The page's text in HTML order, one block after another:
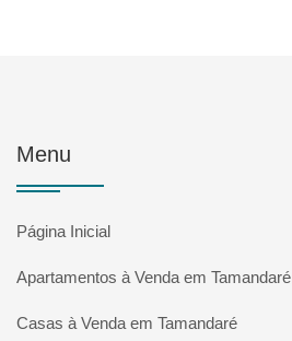
Menu
Página Inicial
Apartamentos à Venda em Tamandaré
Casas à Venda em Tamandaré